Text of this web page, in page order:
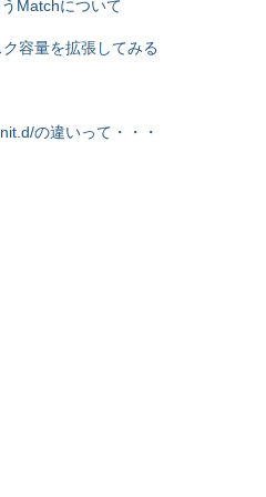
Matchについて
容量を拡張してみる
の違いって・・・